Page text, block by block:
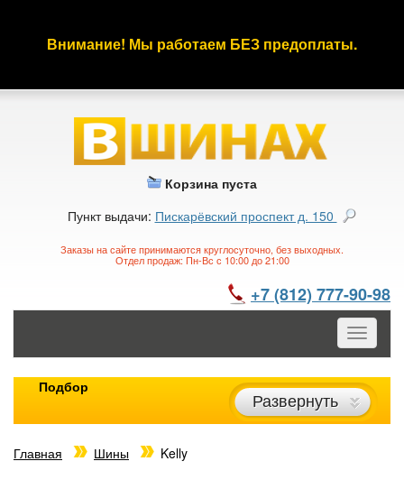
Внимание! Мы работаем БЕЗ предоплаты.
Корзина пуста
Пункт выдачи: Пискарёвский проспект д. 150
Заказы на сайте принимаются круглосуточно, без выходных.
Отдел продаж: Пн-Вс с 10:00 до 21:00
+7 (812) 777-90-98
Toggle
Подбор
Развернуть
Главная Шины Kelly